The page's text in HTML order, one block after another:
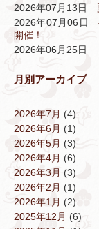
2026年07月13日
2026年07月06日
開催！
2026年06月25日
月別アーカイブ
2026年7月 (4)
2026年6月 (1)
2026年5月 (3)
2026年4月 (6)
2026年3月 (3)
2026年2月 (1)
2026年1月 (2)
2025年12月 (6)